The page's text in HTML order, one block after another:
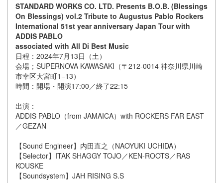
STANDARD WORKS CO. LTD. Presents B.O.B. (Blessings
On Blessings) vol.2 Tribute to Augustus Pablo Rockers
International 51st year anniversary Japan Tour with
ADDIS PABLO
associated with All Di Best Music
日程：2024年7月13日（土）
会場；SUPERNOVA KAWASAKI（〒212-0014 神奈川県川崎
市幸区大宮町1−13）
時間：開場・開演17:00／終了22:15
出演：
ADDIS PABLO（from JAMAICA）with ROCKERS FAR EAST
／GEZAN
【Sound Engineer】内田直之（NAOYUKI UCHIDA）
【Selector】ITAK SHAGGY TOJO／KEN-ROOTS／RAS
KOUSKE
【Soundsystem】JAH RISING S.S